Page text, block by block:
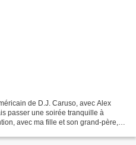
de D.J. Caruso, avec Alex
passer une soirée tranquille à
avec ma fille et son grand-père,